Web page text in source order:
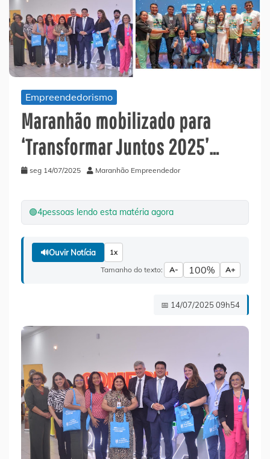
Empreendedorismo
Maranhão mobilizado para
‘Transformar Juntos 2025’…
seg 14/07/2025 Maranhão Empreendedor
🟢4pessoas lendo esta matéria agora
🔊Ouvir Notícia 1x
Tamanho do texto: A- 100% A+
📅 14/07/2025 09h54